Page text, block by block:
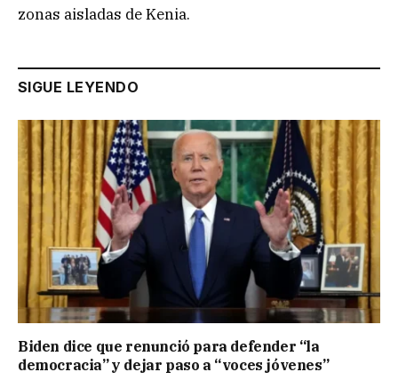
zonas aisladas de Kenia.
SIGUE LEYENDO
Biden dice que renunció para defender “la
democracia” y dejar paso a “voces jóvenes”